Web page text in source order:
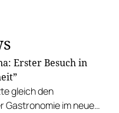
Erster Besuch in
gleich den
Gastronomie im neuen